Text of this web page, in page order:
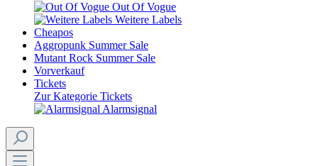
Out Of Vogue
Weitere Labels
Cheapos
Aggropunk Summer Sale
Mutant Rock Summer Sale
Vorverkauf
Tickets
Zur Kategorie Tickets
Alarmsignal